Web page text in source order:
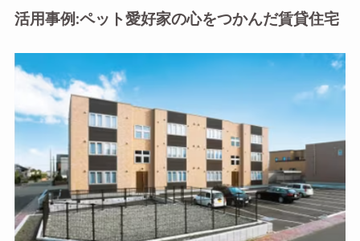
活用事例:ペット愛好家の心をつかんだ賃貸住宅